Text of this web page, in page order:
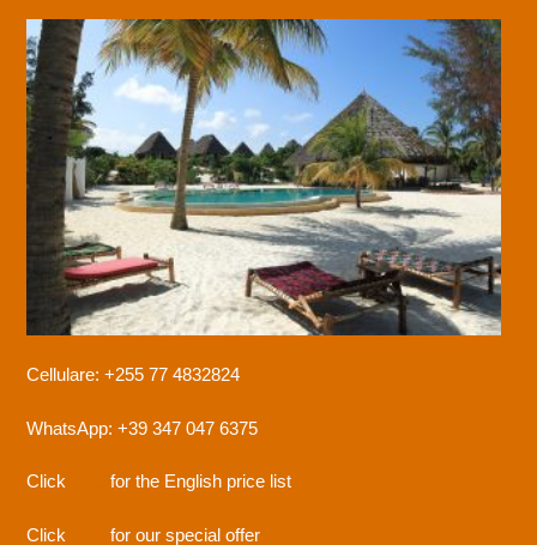
Cellulare: +255 77 4832824
WhatsApp: +39 347 047 6375
Click for the English price list
Click for our special offer